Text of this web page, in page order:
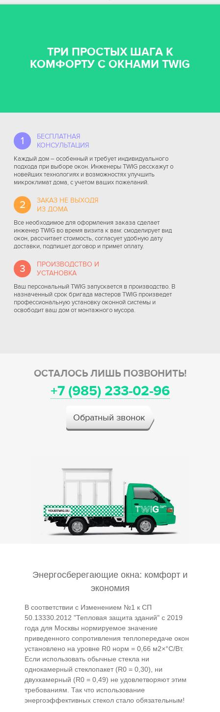
ТРИ ПРОСТЫХ ШАГА К
КОМФОРТУ С ОКНАМИ TWIG
1
БЕСПЛАТНАЯ
КОНСУЛЬТАЦИЯ
Каждый дом – особенный и требует индивидуального
подхода при выборе окон. Инженеры TWIG расскажут о
новейших технологиях и возможностях улучшить
микроклимат дома, с учетом ваших пожеланий.
2
ЗАКАЗ НЕ ВЫХОДЯ
ИЗ ДОМА
Все необходимое для оформления заказа сделает
инженер TWIG во время визита к вам: смоделирует вид
окон, рассчитает стоимость, согласует удобную дату
доставки, подпишет договор и примет оплату.
3
ПРОИЗВОДСТВО И
УСТАНОВКА
Ваш персональный TWIG запускается в производство. В
назначенный срок бригада мастеров TWIG произведет
профессиональную установку оконной системы и
освободит ваш дом от монтажного мусора.
ОСТАЛОСЬ ЛИШЬ ПОЗВОНИТЬ!
+7 (985) 233-02-96
Обратный звонок
Энергосберегающие окна: комфорт и
экономия
В соответствии с Изменением №1 к СП
50.13330.2012 "Тепловая защита зданий" с 2019
года для Москвы нормируемое значение
приведенного сопротивления теплопередаче окон
установлено на уровне R0 норм = 0,66 м2×°С/Вт.
Если использовать обычные стекла ни
однокамерный стеклопакет (R0 = 0,30), ни
двухкамерный (R0 = 0,49) не удовлетворяют этим
требованиям. Так что использование
энергоэффективных стекол стало обязательным!